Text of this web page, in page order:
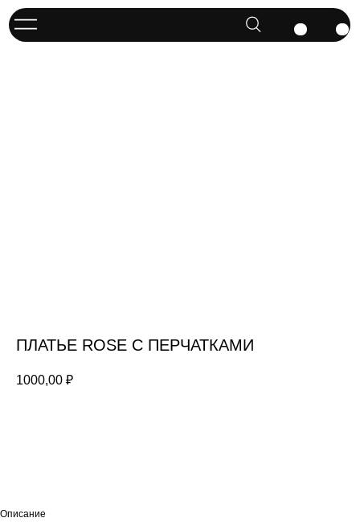
ПЛАТЬЕ ROSE С ПЕРЧАТКАМИ
1000,00 ₽
Описание